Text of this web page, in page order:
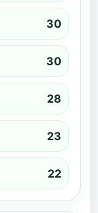
30
30
28
23
22